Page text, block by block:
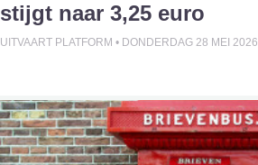
stijgt naar 3,25 euro
UITVAART PLATFORM • DONDERDAG 28 MEI 2026